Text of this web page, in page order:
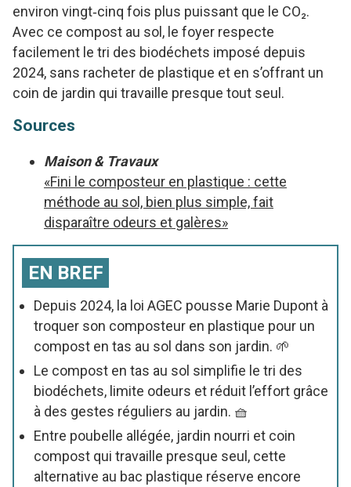
environ vingt‑cinq fois plus puissant que le CO₂.
Avec ce compost au sol, le foyer respecte
facilement le tri des biodéchets imposé depuis
2024, sans racheter de plastique et en s’offrant un
coin de jardin qui travaille presque tout seul.
Sources
Maison & Travaux
«Fini le composteur en plastique : cette
méthode au sol, bien plus simple, fait
disparaître odeurs et galères»
EN BREF
Depuis 2024, la loi AGEC pousse Marie Dupont à
troquer son composteur en plastique pour un
compost en tas au sol dans son jardin. 🌱
Le compost en tas au sol simplifie le tri des
biodéchets, limite odeurs et réduit l’effort grâce
à des gestes réguliers au jardin. 🧺
Entre poubelle allégée, jardin nourri et coin
compost qui travaille presque seul, cette
alternative au bac plastique réserve encore